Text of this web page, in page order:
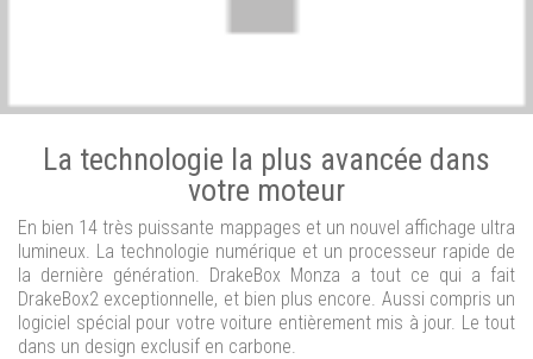
La technologie la plus avancée dans
votre moteur
En bien 14 très puissante mappages et un nouvel affichage ultra
lumineux. La technologie numérique et un processeur rapide de
la dernière génération. DrakeBox Monza a tout ce qui a fait
DrakeBox2 exceptionnelle, et bien plus encore. Aussi compris un
logiciel spécial pour votre voiture entièrement mis à jour. Le tout
dans un design exclusif en carbone.